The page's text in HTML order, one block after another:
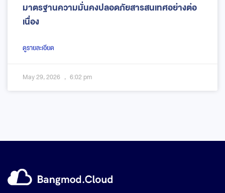
มาตรฐานความมั่นคงปลอดภัยสารสนเทศอย่างต่อ
เนื่อง
ดูรายละเอียด
May 29, 2026 6:02 pm